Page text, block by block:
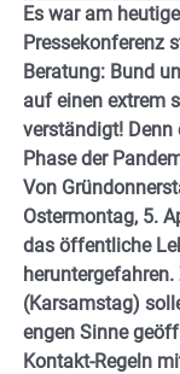
Es war am
Pressekonferenz
Beratung: Bund
auf einen extrem
verständigt! Denn
Phase der
Von
Ostermontag, 5.
das öffentliche
(Karsamstag)
engen Sinne
Kontakt-Regeln